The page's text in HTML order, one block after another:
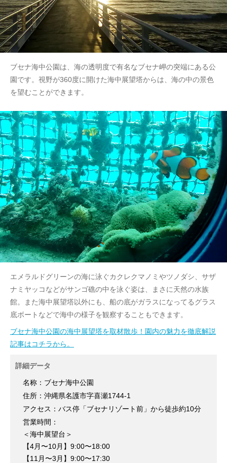
ブセナ海中公園は、海の透明度で有名なブセナ岬の突端にある公
園です。視野が360度に開けた海中展望塔からは、海の中の景色
を望むことができます。
エメラルドグリーンの海に泳ぐカクレクマノミやツノダシ、サザ
ナミヤッコなどがサンゴ礁の中を泳ぐ姿は、まさに天然の水族
館。また海中展望塔以外にも、船の底がガラスになってるグラス
底ボートなどで海中の様子を観察することもできます。
ブセナ海中公園の海中展望塔を取材散歩！園内の魅力を徹底解説
記事はコチラから。
詳細データ
名称：ブセナ海中公園
住所：沖縄県名護市字喜瀬1744-1
アクセス：バス停「ブセナリゾート前」から徒歩約10分
営業時間：
＜海中展望台＞
【4月〜10月】9:00〜18:00
【11月〜3月】9:00〜17:30